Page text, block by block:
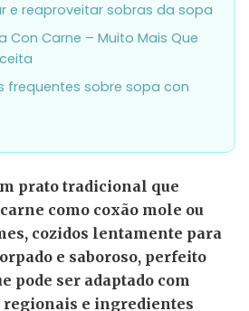
e reaproveitar sobras da sopa
Con Carne – Muito Mais Que
frequentes sobre sopa con
prato tradicional que
como coxão mole ou
cozidos lentamente para
e saboroso, perfeito
pode ser adaptado com
regionais e ingredientes